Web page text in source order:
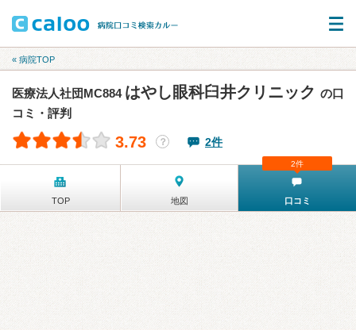
« 病院TOP
医療法人社団MC884 はやし眼科臼井クリニック の口
コミ・評判
3.73 ？ 2件
TOP 地図 口コミ
2件